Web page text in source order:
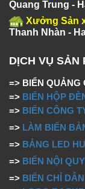
Quang Trung -
Xưởng Sản
Thanh Nhàn -
DỊCH VỤ SẢN
=> BIỂN QUẢNG
=> BIỂN HỘP
=> BIỂN CÔNG
=> LÀM BIỂN
=> BẢNG LED
=> BIỂN NỘI
=> BIỂN CHỈ